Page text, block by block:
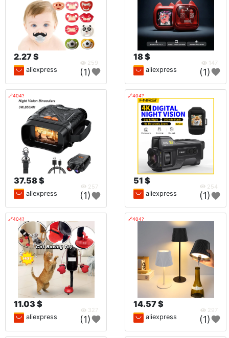
2.27 $
259
aliexpress (1)
18 $
147
aliexpress (1)
🔗404?
37.58 $
257
aliexpress (1)
🔗404?
51 $
254
aliexpress (1)
🔗404?
11.03 $
327
aliexpress (1)
🔗404?
14.57 $
297
aliexpress (1)